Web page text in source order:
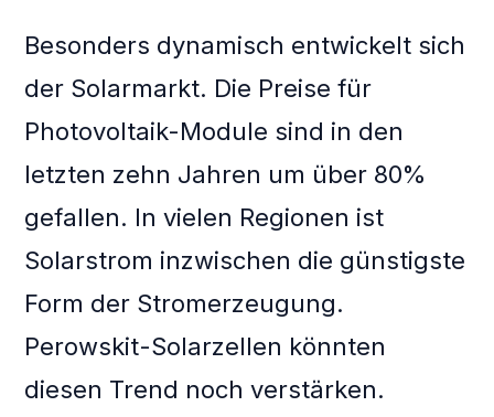
Besonders dynamisch entwickelt sich
der Solarmarkt. Die Preise für
Photovoltaik-Module sind in den
letzten zehn Jahren um über 80%
gefallen. In vielen Regionen ist
Solarstrom inzwischen die günstigste
Form der Stromerzeugung.
Perowskit-Solarzellen könnten
diesen Trend noch verstärken.